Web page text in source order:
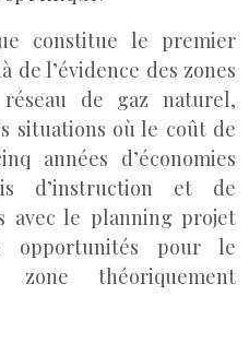
constitue le premier
l’évidence des zones
de gaz naturel,
situations où le coût de
années d’économies
d’instruction et de
avec le planning projet
opportunités pour le
théoriquement